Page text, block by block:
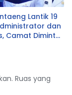
Lantik 19
dan
Camat Diminta
Ruas yang